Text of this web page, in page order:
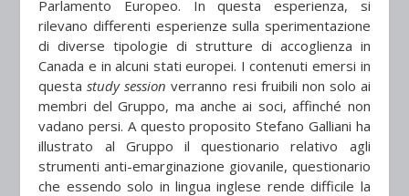
Parlamento Europeo. In questa esperienza, si
rilevano differenti esperienze sulla sperimentazione
di diverse tipologie di strutture di accoglienza in
Canada e in alcuni stati europei. I contenuti emersi in
questastudy session verranno resi fruibili non solo ai
membri del Gruppo, ma anche ai soci, affinché non
vadano persi. A questo proposito Stefano Galliani ha
illustrato al Gruppo il questionario relativo agli
strumenti anti-emarginazione giovanile, questionario
che essendo solo in lingua inglese rende difficile la